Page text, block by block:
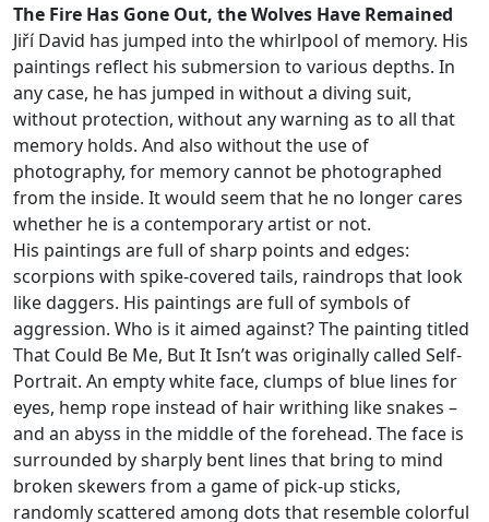
The Fire Has Gone Out, the Wolves Have Remained
Jiří David has jumped into the whirlpool of memory. His
paintings reflect his submersion to various depths. In
any case, he has jumped in without a diving suit,
without protection, without any warning as to all that
memory holds. And also without the use of
photography, for memory cannot be photographed
from the inside. It would seem that he no longer cares
whether he is a contemporary artist or not.
His paintings are full of sharp points and edges:
scorpions with spike-covered tails, raindrops that look
like daggers. His paintings are full of symbols of
aggression. Who is it aimed against? The painting titled
That Could Be Me, But It Isn’t was originally called Self-
Portrait. An empty white face, clumps of blue lines for
eyes, hemp rope instead of hair writhing like snakes –
and an abyss in the middle of the forehead. The face is
surrounded by sharply bent lines that bring to mind
broken skewers from a game of pick-up sticks,
randomly scattered among dots that resemble colorful